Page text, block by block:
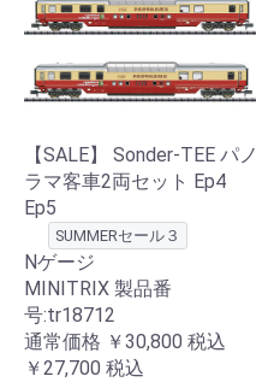
【SALE】 Sonder-TEE パノ
ラマ客車2両セット Ep4
Ep5
SUMMERセール３
Nゲージ
MINITRIX 製品番
号:tr18712
通常価格 ￥30,800 税込
￥27,700 税込